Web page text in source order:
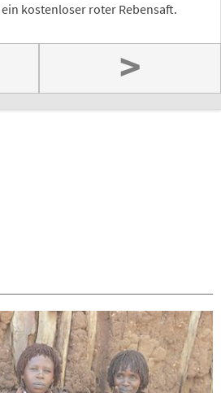
kostenloser roter Rebensaft.
>